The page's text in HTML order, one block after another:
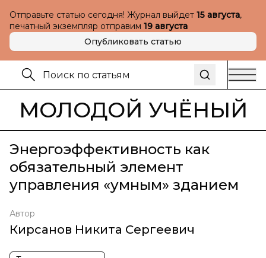
Отправьте статью сегодня! Журнал выйдет 15 августа,
печатный экземпляр отправим 19 августа
Опубликовать статью
МОЛОДОЙ УЧЁНЫЙ
Энергоэффективность как
обязательный элемент
управления «умным» зданием
Автор
Кирсанов Никита Сергеевич